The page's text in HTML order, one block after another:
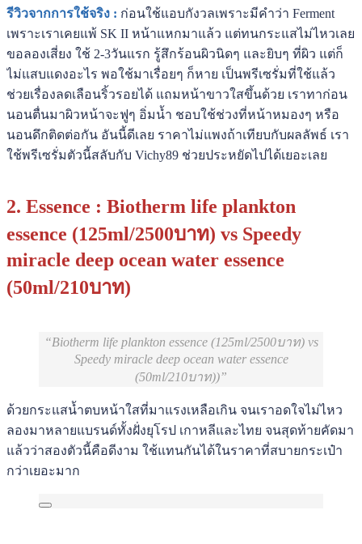
รีวิวจากการใช้จริง : ก่อนใช้แอบกังวลเพราะมีคำว่า Ferment
เพราะเราเคยแพ้ SK II หน้าแหกมาแล้ว แต่ทนกระแสไม่ไหวเลย
ขอลองเสี่ยง ใช้ 2-3วันแรก รู้สึกร้อนผิวนิดๆ และยิบๆ ที่ผิว แต่ก็
ไม่แสบแดงอะไร พอใช้มาเรื่อยๆ ก็หาย เป็นพรีเซรั่มที่ใช้แล้ว
ช่วยเรื่องลดเลือนริ้วรอยได้ แถมหน้าขาวใสขึ้นด้วย เราทาก่อน
นอนตื่นมาผิวหน้าจะฟูๆ อิ่มน้ำ ชอบใช้ช่วงที่หน้าหมองๆ หรือ
นอนดึกติดต่อกัน อันนี้ดีเลย ราคาไม่แพงถ้าเทียบกับผลลัพธ์ เรา
ใช้พรีเซรั่มตัวนี้สลับกับ Vichy89 ช่วยประหยัดไปได้เยอะเลย
2. Essence : Biotherm life plankton
essence (125ml/2500บาท) vs Speedy
miracle deep ocean water essence
(50ml/210บาท)
Biotherm life plankton essence (125ml/2500บาท) vs
Speedy miracle deep ocean water essence
(50ml/210บาท))
ด้วยกระแสน้ำตบหน้าใสที่มาแรงเหลือเกิน จนเราอดใจไม่ไหว
ลองมาหลายแบรนด์ทั้งฝั่งยุโรป เกาหลีและไทย จนสุดท้ายคัดมา
แล้วว่าสองตัวนี้คือดีงาม ใช้แทนกันได้ในราคาที่สบายกระเป๋า
กว่าเยอะมาก